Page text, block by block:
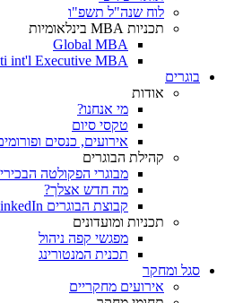
לוח שנה"ל תשפ"ו
תכניות MBA בינלאומיות
Global MBA
int'l Executive MBA
בוגרים
אודות
מי אנחנו?
טקסי סיום
אירועים, כנסים
קהילת הבוגרים
מבוגרי הפקולטה
מה חדש אצלך?
קבוצת הבוגרים LinkedIn
תכניות ומועדונים
מפגשי קפה ניהול
תכנית המנטורינג
סגל ומחקר
אירועים מחקריים